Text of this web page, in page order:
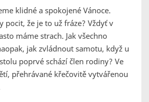
klidné a spokojené Vánoce.
pocit, že je to už fráze? Vždyť v
máme strach. Jak všechno
jak zvládnout samotu, když u
poprvé schází člen rodiny? Ve
přehrávané křečovitě vytvářenou